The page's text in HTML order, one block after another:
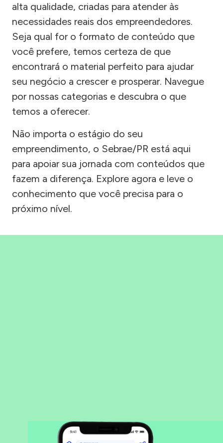
alta qualidade, criadas para atender às
necessidades reais dos empreendedores.
Seja qual for o formato de conteúdo que
você prefere, temos certeza de que
encontrará o material perfeito para ajudar
seu negócio a crescer e prosperar. Navegue
por nossas categorias e descubra o que
temos a oferecer.
Não importa o estágio do seu
empreendimento, o Sebrae/PR está aqui
para apoiar sua jornada com conteúdos que
fazem a diferença. Explore agora e leve o
conhecimento que você precisa para o
próximo nível.